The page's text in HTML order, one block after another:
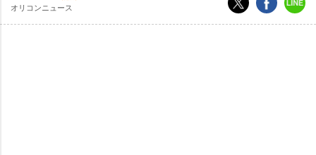
オリコンニュース